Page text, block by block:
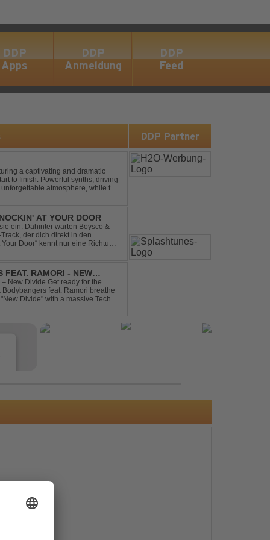
DDP
Apps
DDP
Anmeldung
DDP
Feed
a captivating and dramatic
to finish. Powerful synths, driving
atmosphere, while the
AT YOUR DOOR
ein. Dahinter warten Boysco &
der dich direkt in den
Door“ kennt nur eine Richtung:
FEAT. RAMORI - NEW
New Divide Get ready for the
feat. Ramori breathe
Divide" with a massive Techno
DDP Partner